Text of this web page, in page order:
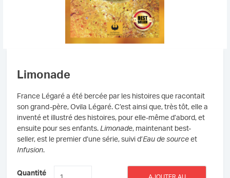
Limonade
France Légaré a été bercée par les histoires que racontait
son grand-père, Ovila Légaré. C’est ainsi que, très tôt, elle a
inventé et illustré des histoires, pour elle-même d’abord, et
ensuite pour ses enfants. Limonade, maintenant best-
seller, est le premier d’une série, suivi d’Eau de sourceet
Infusion.
Quantité